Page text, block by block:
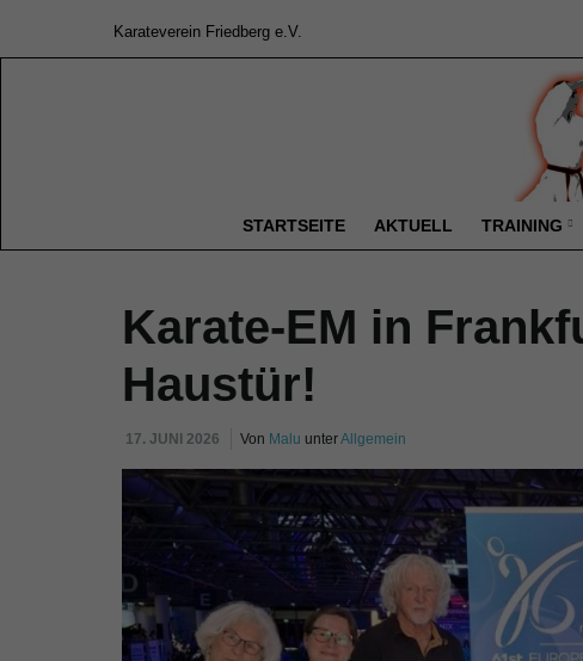
Karateverein Friedberg e.V.
STARTSEITE AKTUELL TRAINING
Karate-EM in
Haustür!
17. JUNI 2026 Von Malu unterAllgemein